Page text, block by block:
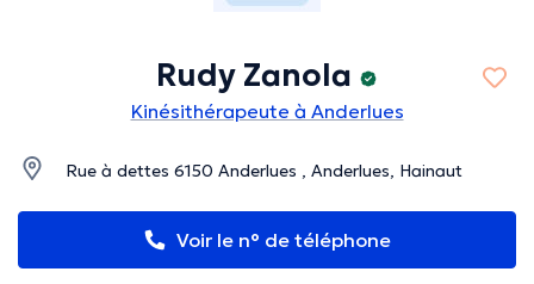
Rudy Zanola
Kinésithérapeute à Anderlues
Rue à dettes 6150 Anderlues , Anderlues, Hainaut
Voir le n° de téléphone